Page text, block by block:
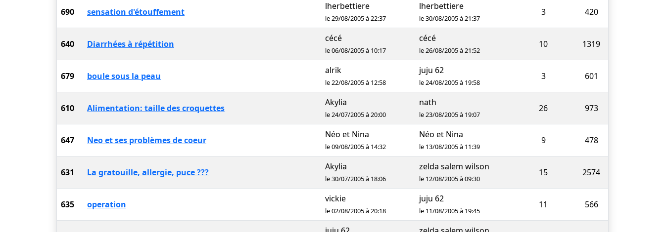
690 sensation d'étouffement
lherbettiere
le 29/08/2005 à 22:37
lherbettiere
le 30/08/2005 à 21:37
3 420
640 Diarrhées à répétition
cécé
le 06/08/2005 à 10:17
cécé
le 26/08/2005 à 21:52
10 1319
679 boule sous la peau
alrik
le 22/08/2005 à 12:58
juju 62
le 24/08/2005 à 19:58
3 601
610 Alimentation: taille des croquettes
Akylia
le 24/07/2005 à 20:00
nath
le 23/08/2005 à 19:07
26 973
647 Neo et ses problèmes de coeur
Néo et Nina
le 09/08/2005 à 14:32
Néo et Nina
le 13/08/2005 à 11:39
9 478
631 La gratouille, allergie, puce ???
Akylia
le 30/07/2005 à 18:06
zelda salem wilson
le 12/08/2005 à 09:30
15 2574
635 operation
vickie
le 02/08/2005 à 20:18
juju 62
le 11/08/2005 à 19:45
11 566